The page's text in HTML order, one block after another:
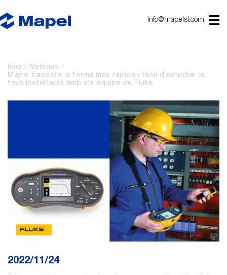
info@mapelsl.com
Inici
Notícies
Mapel t’acosta la forma més ràpida i fàcil d’estudiar la
teva instal·lació amb els equips de Fluke.
2022/11/24